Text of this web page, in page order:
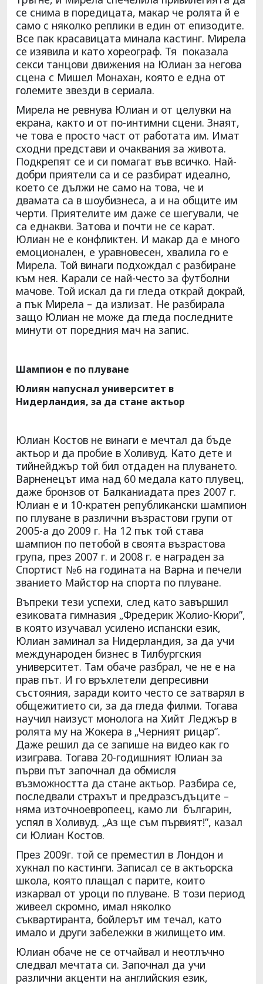
се снима в поредицата, макар че ролята й е
само с няколко реплики в един от епизодите.
Все пак красавицата минала кастинг. Мирела
се изявила и като хореограф. Тя показала
секси танцови движения на Юлиан за негова
сцена с Мишел Монахан, която е една от
големите звезди в сериала.
Мирела не ревнува Юлиан и от целувки на
екрана, както и от по-интимни сцени. Знаят,
че това е просто част от работата им. Имат
сходни представи и очаквания за живота.
Подкрепят се и си помагат във всичко. Най-
добри приятели са и се разбират идеално,
което се дължи не само на това, че и
двамата са в шоубизнеса, а и на общите им
черти. Приятелите им даже се шегували, че
са еднакви. Затова и почти не се карат.
Юлиан не е конфликтен. И макар да е много
емоционален, е уравновесен, хвалила го е
Мирела. Той винаги подхождал с разбиране
към нея. Карали се най-често за футболни
мачове. Той искал да ги гледа открай докрай,
а пък Мирела – да излизат. Не разбирала
защо Юлиан не може да гледа последните
минути от поредния мач на запис.
Шампион е по плуване
Юлиян напуснал университет в
Нидерландия, за да стане актьор
Юлиан Костов не винаги е мечтал да бъде
актьор и да пробие в Холивуд. Като дете и
тийнейджър той бил отдаден на плуването.
Варненецът има над 60 медала като плувец,
даже бронзов от Балканиадата през 2007 г.
Юлиан е и 10-кратен републикански шампион
по плуване в различни възрастови групи от
2005-а до 2009 г. На 12 пък той става
шампион по петобой в своята възрастова
група, през 2007 г. и 2008 г. е награден за
Спортист №6 на годината на Варна и печели
званието Майстор на спорта по плуване.
Въпреки тези успехи, след като завършил
езиковата гимназия „Фредерик Жолио-Кюри”,
в която изучавал усилено испански език,
Юлиан заминал за Нидерландия, за да учи
международен бизнес в Тилбургския
университет. Там обаче разбрал, че не е на
прав път. И го връхлетели депресивни
състояния, заради които често се затварял в
общежитието си, за да гледа филми. Тогава
научил наизуст монолога на Хийт Леджър в
ролята му на Жокера в „Черният рицар”.
Даже решил да се запише на видео как го
изиграва. Тогава 20-годишният Юлиан за
първи път започнал да обмисля
възможността да стане актьор. Разбира се,
последвали страхът и предразсъдъците –
няма източноевропеец, камо ли българин,
успял в Холивуд. „Аз ще съм първият!”, казал
си Юлиан Костов.
През 2009г. той се преместил в Лондон и
хукнал по кастинги. Записал се в актьорска
школа, която плащал с парите, които
изкарвал от уроци по плуване. В този период
живеел скромно, имал няколко
съквартиранта, бойлерът им течал, като
имало и други забележки в жилището им.
Юлиан обаче не се отчайвал и неотлъчно
следвал мечтата си. Започнал да учи
различни акценти на английския език,